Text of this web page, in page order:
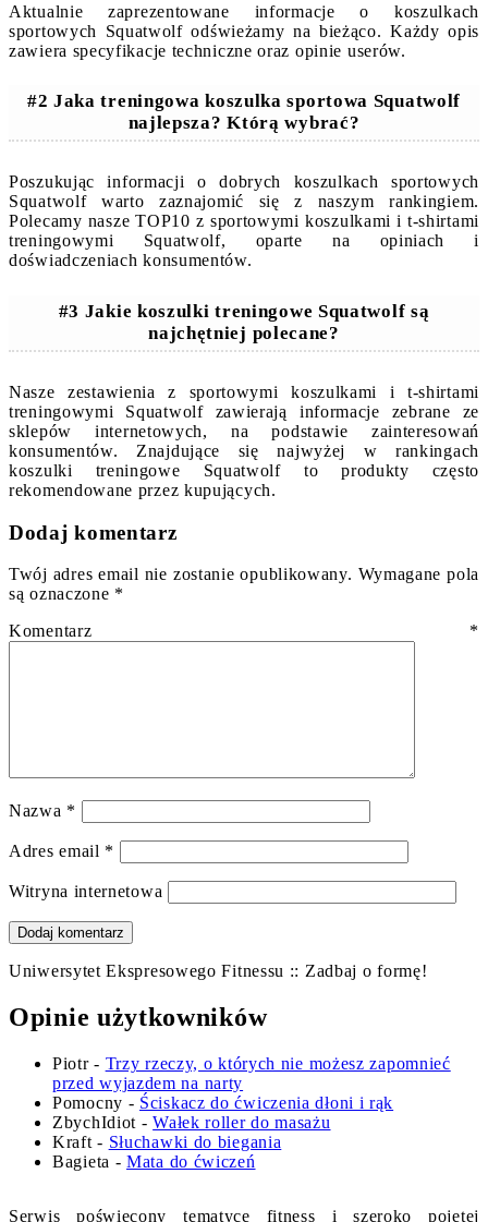
Aktualnie zaprezentowane informacje o koszulkach
sportowych Squatwolf odświeżamy na bieżąco. Każdy opis
zawiera specyfikacje techniczne oraz opinie userów.
#2 Jaka treningowa koszulka sportowa Squatwolf
najlepsza? Którą wybrać?
Poszukując informacji o dobrych koszulkach sportowych
Squatwolf warto zaznajomić się z naszym rankingiem.
Polecamy nasze TOP10 z sportowymi koszulkami i t-shirtami
treningowymi Squatwolf, oparte na opiniach i
doświadczeniach konsumentów.
#3 Jakie koszulki treningowe Squatwolf są
najchętniej polecane?
Nasze zestawienia z sportowymi koszulkami i t-shirtami
treningowymi Squatwolf zawierają informacje zebrane ze
sklepów internetowych, na podstawie zainteresowań
konsumentów. Znajdujące się najwyżej w rankingach
koszulki treningowe Squatwolf to produkty często
rekomendowane przez kupujących.
Dodaj komentarz
Twój adres email nie zostanie opublikowany. Wymagane pola
są oznaczone *
Komentarz *
Nazwa *
Adres email *
Witryna internetowa
Uniwersytet Ekspresowego Fitnessu :: Zadbaj o formę!
Opinie użytkowników
Piotr- Trzy rzeczy, o których nie możesz zapomnieć
przed wyjazdem na narty
Pomocny - Ściskacz do ćwiczenia dłoni i rąk
ZbychIdiot -Wałek roller do masażu
Kraft - Słuchawki do biegania
Bagieta -Mata do ćwiczeń
Serwis poświęcony tematyce fitness i szeroko pojętej